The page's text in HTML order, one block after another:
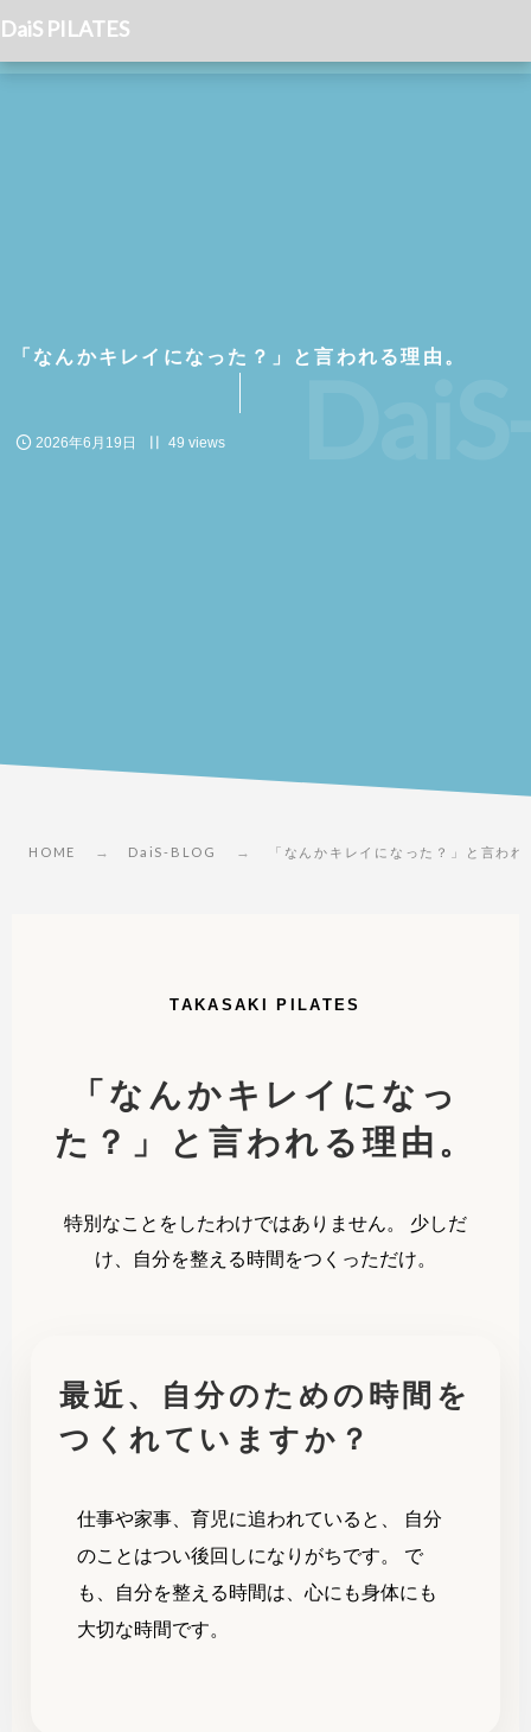
DaiS PILATES
「なんかキレイになった？」と言われる理由。
2026年6月19日 49 views
HOME DaiS-BLOG 「なんかキレイになった？」と言われ
TAKASAKI PILATES
「なんかキレイになっ
た？」と言われる理由。
特別なことをしたわけではありません。 少しだ
け、自分を整える時間をつくっただけ。
最近、自分のための時間を
つくれていますか？
仕事や家事、育児に追われていると、 自分
のことはつい後回しになりがちです。 で
も、自分を整える時間は、心にも身体にも
大切な時間です。